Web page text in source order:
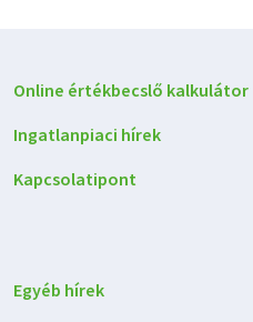
Online értékbecslő kalkulátor
Ingatlanpiaci hírek
Kapcsolatipont
Egyéb hírek